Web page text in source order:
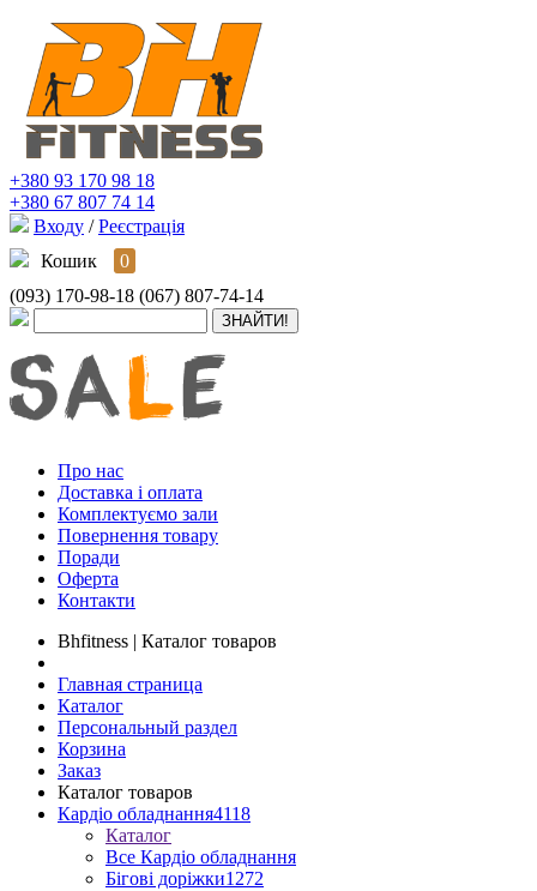
+380 93 170 98 18
+380 67 807 74 14
Входу / Реєстрація
Кошик
0
(093) 170-98-18 (067) 807-74-14
Про нас
Доставка і оплата
Комплектуємо зали
Повернення товару
Поради
Оферта
Контакти
Bhfitness | Каталог товаров
Главная страница
Каталог
Персональный раздел
Корзина
Заказ
Каталог товаров
Кардіо обладнання4118
Каталог
Все Кардіо обладнання
Бігові доріжки1272